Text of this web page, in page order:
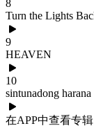
8
Turn the Lights
9
HEAVEN
10
sintunadong harana
在APP中查看专辑